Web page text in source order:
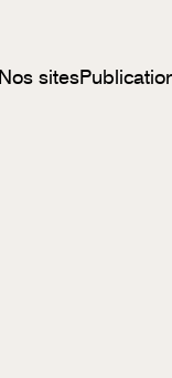
Nos sites